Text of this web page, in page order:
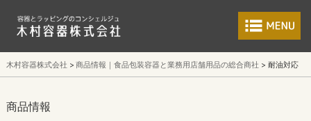
食品包装容器と
木村容器株式会社 商品情報｜食品包装容器と業務用店舗用品の総合商社 耐油対応
商品情報